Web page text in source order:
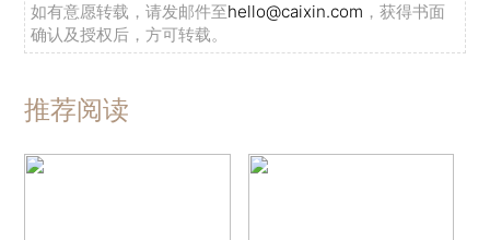
如有意愿转载，请发邮件至hello@caixin.com ，获得书面
确认及授权后，方可转载。
推荐阅读